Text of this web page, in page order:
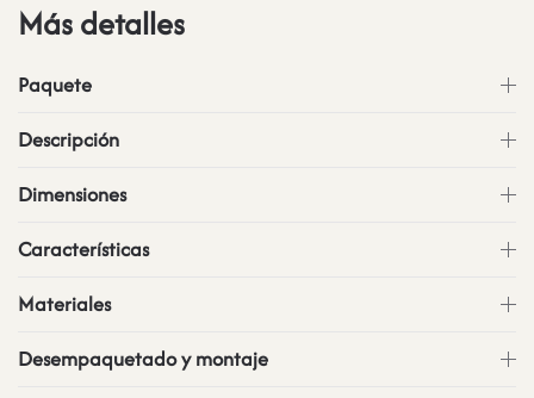
Más detalles
Paquete
Descripción
Dimensiones
Características
Materiales
Desempaquetado y montaje